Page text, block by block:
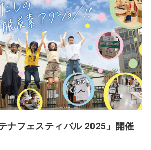
ナフェスティバル 2025」開催